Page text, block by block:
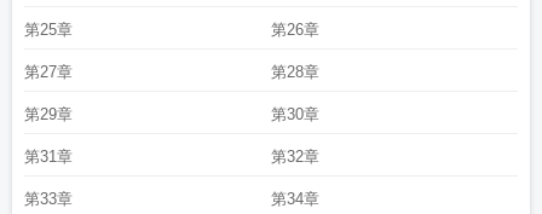
第25章 第26章
第27章 第28章
第29章 第30章
第31章 第32章
第33章 第34章